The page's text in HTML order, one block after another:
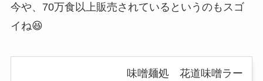
今や、70万食以上販売されているというのもスゴ
イね😆
味噌麺処 花道味噌ラー